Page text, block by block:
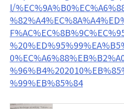
l/
%99%EB%85%84